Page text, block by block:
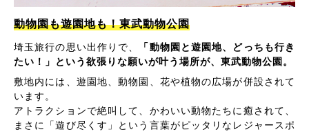
動物園も遊園地も！東武動物公園
埼玉旅行の思い出作りで、
「動物園と遊園地、どっちも行き
たい！」という欲張りな願いが叶う場所が、東武動物公園。
敷地内には、遊園地、動物園、花や植物の広場が併設されて
います。
アトラクションで絶叫して、かわいい動物たちに癒されて、
まさに「遊び尽くす」という言葉がピッタリなレジャースポ